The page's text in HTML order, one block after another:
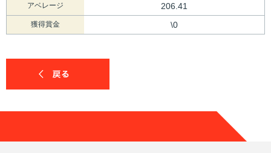
アベレージ 206.41
獲得賞金 \0